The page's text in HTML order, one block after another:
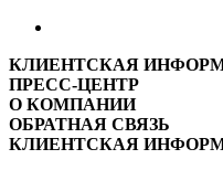
КЛИЕНТСКАЯ
ПРЕСС-ЦЕНТР
О КОМПАНИИ
ОБРАТНАЯ СВЯЗЬ
КЛИЕНТСКАЯ